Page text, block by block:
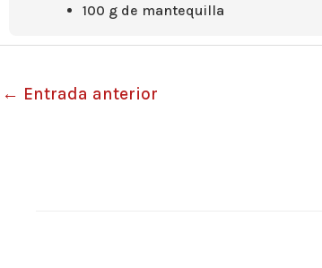
100 g de mantequilla
← Entrada anterior